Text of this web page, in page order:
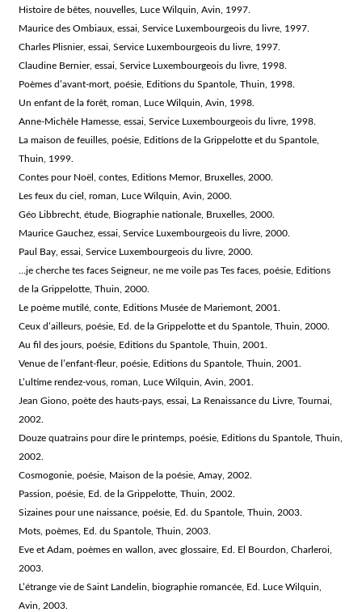
Histoire de bêtes, nouvelles, Luce Wilquin, Avin, 1997.
Maurice des Ombiaux, essai, Service Luxembourgeois du livre, 1997.
Charles Plisnier, essai, Service Luxembourgeois du livre, 1997.
Claudine Bernier, essai, Service Luxembourgeois du livre, 1998.
Poèmes d’avant-mort, poésie, Editions du Spantole, Thuin, 1998.
Un enfant de la forêt, roman, Luce Wilquin, Avin, 1998.
Anne-Michèle Hamesse, essai, Service Luxembourgeois du livre, 1998.
La maison de feuilles, poésie, Editions de la Grippelotte et du Spantole,
Thuin, 1999.
Contes pour Noël, contes, Editions Memor, Bruxelles, 2000.
Les feux du ciel, roman, Luce Wilquin, Avin, 2000.
Géo Libbrecht, étude, Biographie nationale, Bruxelles, 2000.
Maurice Gauchez, essai, Service Luxembourgeois du livre, 2000.
Paul Bay, essai, Service Luxembourgeois du livre, 2000.
…je cherche tes faces Seigneur, ne me voile pas Tes faces, poésie, Editions
de la Grippelotte, Thuin, 2000.
Le poème mutilé, conte, Editions Musée de Mariemont, 2001.
Ceux d’ailleurs, poésie, Ed. de la Grippelotte et du Spantole, Thuin, 2000.
Au fil des jours, poésie, Editions du Spantole, Thuin, 2001.
Venue de l’enfant-fleur, poésie, Editions du Spantole, Thuin, 2001.
L’ultime rendez-vous, roman, Luce Wilquin, Avin, 2001.
Jean Giono, poète des hauts-pays, essai, La Renaissance du Livre, Tournai,
2002.
Douze quatrains pour dire le printemps, poésie, Editions du Spantole, Thuin,
2002.
Cosmogonie, poésie, Maison de la poésie, Amay, 2002.
Passion, poésie, Ed. de la Grippelotte, Thuin, 2002.
Sizaines pour une naissance, poésie, Ed. du Spantole, Thuin, 2003.
Mots, poèmes, Ed. du Spantole, Thuin, 2003.
Eve et Adam, poèmes en wallon, avec glossaire, Ed. El Bourdon, Charleroi,
2003.
L’étrange vie de Saint Landelin, biographie romancée, Ed. Luce Wilquin,
Avin, 2003.